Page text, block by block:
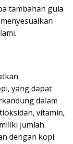
tambahan gula
yang dapat
dalam
vitamin,
jumlah
dengan kopi